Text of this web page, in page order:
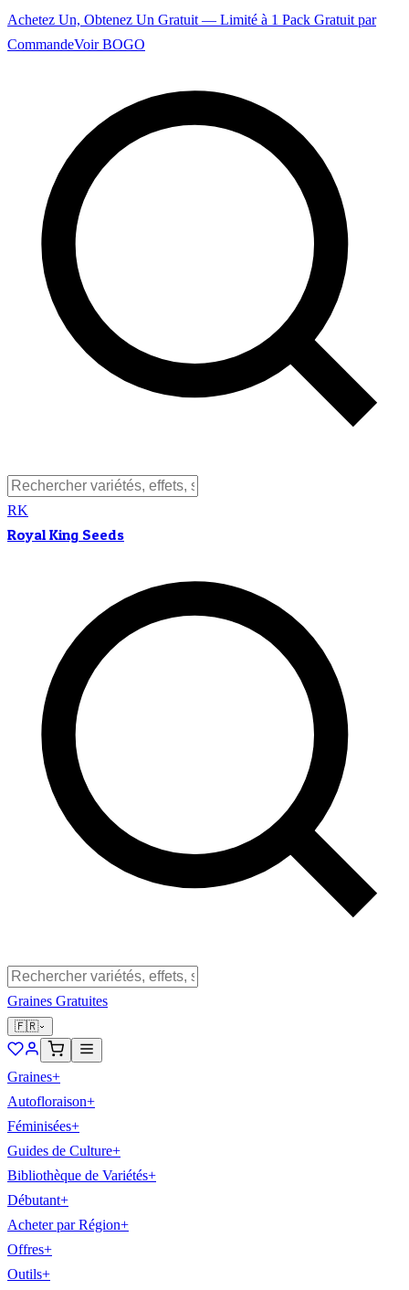
Achetez Un, Obtenez Un Gratuit — Limité à 1 Pack Gratuit par
CommandeVoir BOGO
RK
Royal King Seeds
Graines Gratuites
🇫🇷
Graines+
Autofloraison+
Féminisées+
Guides de Culture+
Bibliothèque de Variétés+
Débutant+
Acheter par Région+
Offres+
Outils+